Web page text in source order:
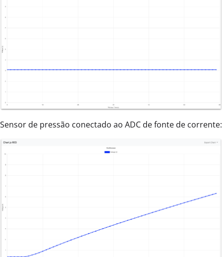
Sensor de pressão conectado ao ADC de fonte de corrente: